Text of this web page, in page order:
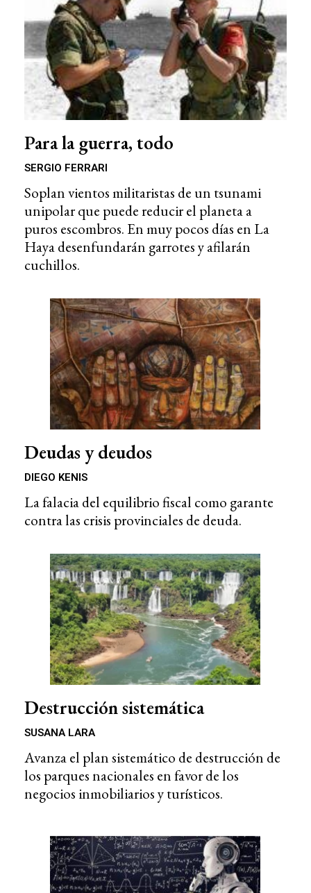
Para la guerra, todo
SERGIO FERRARI
Soplan vientos militaristas de un tsunami
unipolar que puede reducir el planeta a
puros escombros. En muy pocos días en La
Haya desenfundarán garrotes y afilarán
cuchillos.
Deudas y deudos
DIEGO KENIS
La falacia del equilibrio fiscal como garante
contra las crisis provinciales de deuda.
Destrucción sistemática
SUSANA LARA
Avanza el plan sistemático de destrucción de
los parques nacionales en favor de los
negocios inmobiliarios y turísticos.